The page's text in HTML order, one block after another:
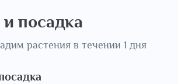
посадка
растения в течении 1 дня